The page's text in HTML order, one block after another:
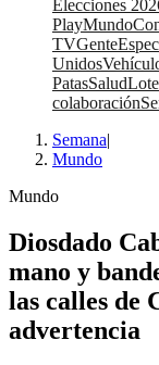
Elecciones
PlayMundo
TVGente
Unidos
PatasSalud
colaboración
Semana|
Mundo
Mundo
Diosdado
mano y
las calles de
advertencia